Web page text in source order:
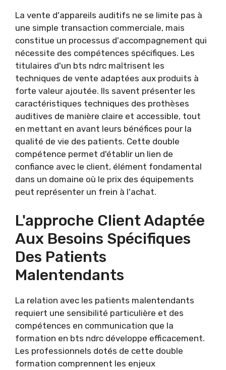
La vente d'appareils auditifs ne se limite pas à
une simple transaction commerciale, mais
constitue un processus d'accompagnement qui
nécessite des compétences spécifiques. Les
titulaires d'un bts ndrc maîtrisent les
techniques de vente adaptées aux produits à
forte valeur ajoutée. Ils savent présenter les
caractéristiques techniques des prothèses
auditives de manière claire et accessible, tout
en mettant en avant leurs bénéfices pour la
qualité de vie des patients. Cette double
compétence permet d'établir un lien de
confiance avec le client, élément fondamental
dans un domaine où le prix des équipements
peut représenter un frein à l'achat.
L'approche Client Adaptée
Aux Besoins Spécifiques
Des Patients
Malentendants
La relation avec les patients malentendants
requiert une sensibilité particulière et des
compétences en communication que la
formation en bts ndrc développe efficacement.
Les professionnels dotés de cette double
formation comprennent les enjeux